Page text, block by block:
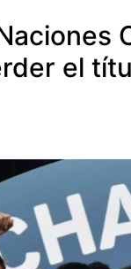
el